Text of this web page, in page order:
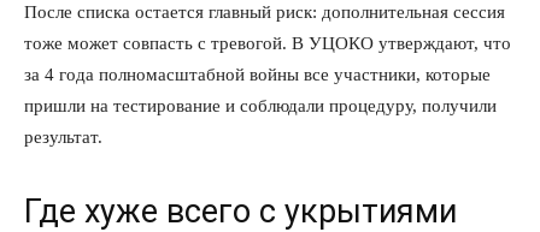
После списка остается главный риск: дополнительная сессия
тоже может совпасть с тревогой. В УЦОКО утверждают, что
за 4 года полномасштабной войны все участники, которые
пришли на тестирование и соблюдали процедуру, получили
результат.
Где хуже всего с укрытиями